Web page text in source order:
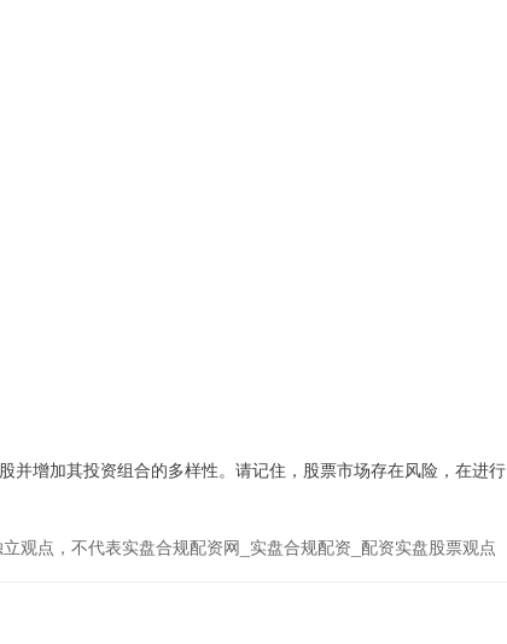
并增加其投资组合的多样性。请记住，股票市场存在风险，在进行
观点，不代表实盘合规配资网_实盘合规配资_配资实盘股票观点